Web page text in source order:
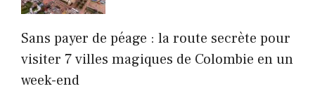
Sans payer de péage : la route secrète pour
visiter 7 villes magiques de Colombie en un
week-end